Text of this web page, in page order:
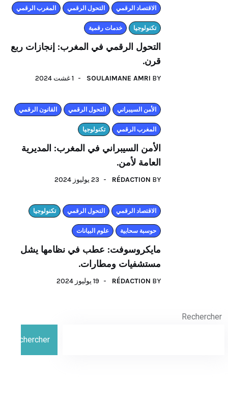
اﻻقتصاد الرقمي التحول الرقمي المغرب الرقمي
تكنولوجيا خدمات رقمية
التحول الرقمي في المغرب: إنجازات ربع
قرن.
BY
SOULAIMANE AMRI 1 غشت 2024
الأمن السيبراني التحول الرقمي القانون الرقمي
المغرب الرقمي تكنولوجيا
الأمن السيبراني في المغرب: المديرية
العامة لأمن.
BY
RÉDACTION 23 يوليوز 2024
اﻻقتصاد الرقمي التحول الرقمي تكنولوجيا
حوسبة سحابية علوم البيانات
مايكروسوفت: عطب في نظامها يشل
مستشفيات ومطارات.
BY
RÉDACTION 19 يوليوز 2024
Rechercher
Rechercher